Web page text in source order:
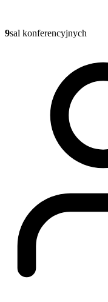
9sal konferencyjnych